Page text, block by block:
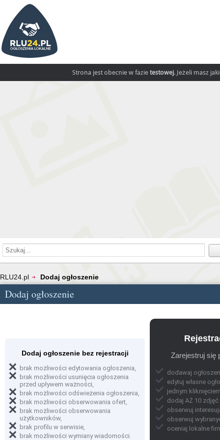
Strona jest obecnie w fazie testowej. Jeżeli masz
RLU24.pl Dodaj ogłoszenie
Dodaj ogłoszenie
Dodaj ogłoszenie bez rejestracji
brak możliwości edytowania ogłoszenia,
brak możliwości usunięcia ogłoszenia
przed upływem ważności,
brak możliwości odświeżenia ogłoszenia,
brak możliwości obserwowania ofert,
brak możliwości obserwowania
użytkowników,
brak profilu w serwisie,
brak możliwości wymiany wiadomości.
Zarejestruj się
dodawaj
edytuj własne
jednym
dodaj AŻ 10
obserwuj
obserwuj
oceniaj lokalne